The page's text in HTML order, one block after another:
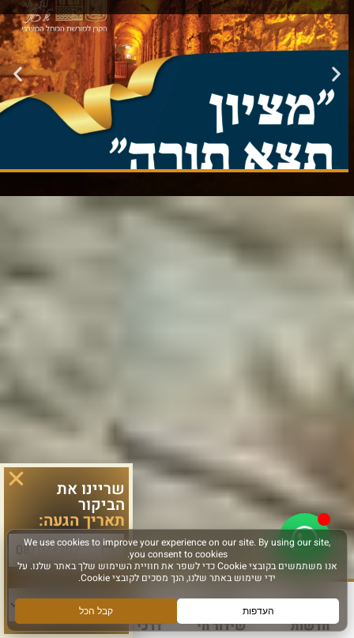
חדשות שידור חי דרכי הגעה עוד
שריינו את
הביקור
תאריך הגעה:
סוג פעילות: